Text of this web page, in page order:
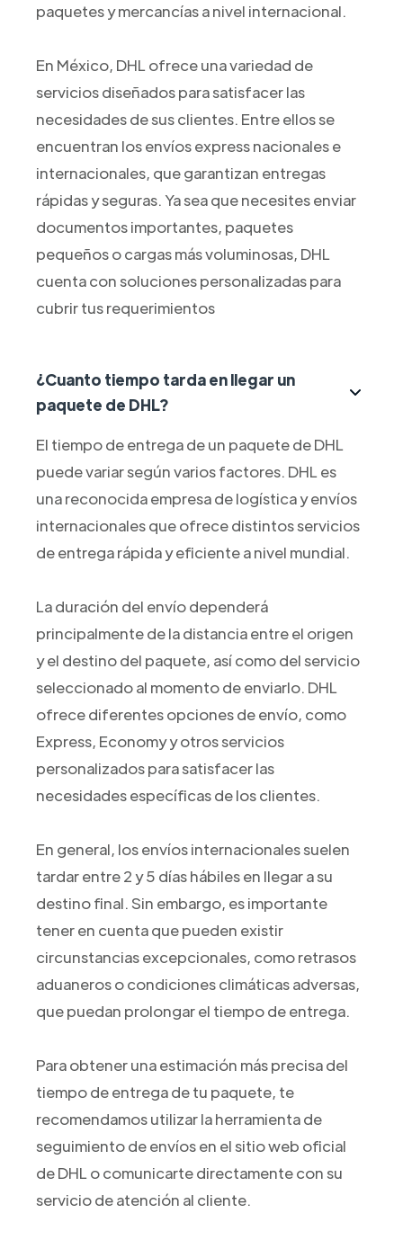
paquetes y mercancías a nivel internacional.
En México, DHL ofrece una variedad de
servicios diseñados para satisfacer las
necesidades de sus clientes. Entre ellos se
encuentran los envíos express nacionales e
internacionales, que garantizan entregas
rápidas y seguras. Ya sea que necesites enviar
documentos importantes, paquetes
pequeños o cargas más voluminosas, DHL
cuenta con soluciones personalizadas para
cubrir tus requerimientos
¿Cuanto tiempo tarda en llegar un
paquete de DHL?
El tiempo de entrega de un paquete de DHL
puede variar según varios factores. DHL es
una reconocida empresa de logística y envíos
internacionales que ofrece distintos servicios
de entrega rápida y eficiente a nivel mundial.
La duración del envío dependerá
principalmente de la distancia entre el origen
y el destino del paquete, así como del servicio
seleccionado al momento de enviarlo. DHL
ofrece diferentes opciones de envío, como
Express, Economy y otros servicios
personalizados para satisfacer las
necesidades específicas de los clientes.
En general, los envíos internacionales suelen
tardar entre 2 y 5 días hábiles en llegar a su
destino final. Sin embargo, es importante
tener en cuenta que pueden existir
circunstancias excepcionales, como retrasos
aduaneros o condiciones climáticas adversas,
que puedan prolongar el tiempo de entrega.
Para obtener una estimación más precisa del
tiempo de entrega de tu paquete, te
recomendamos utilizar la herramienta de
seguimiento de envíos en el sitio web oficial
de DHL o comunicarte directamente con su
servicio de atención al cliente.